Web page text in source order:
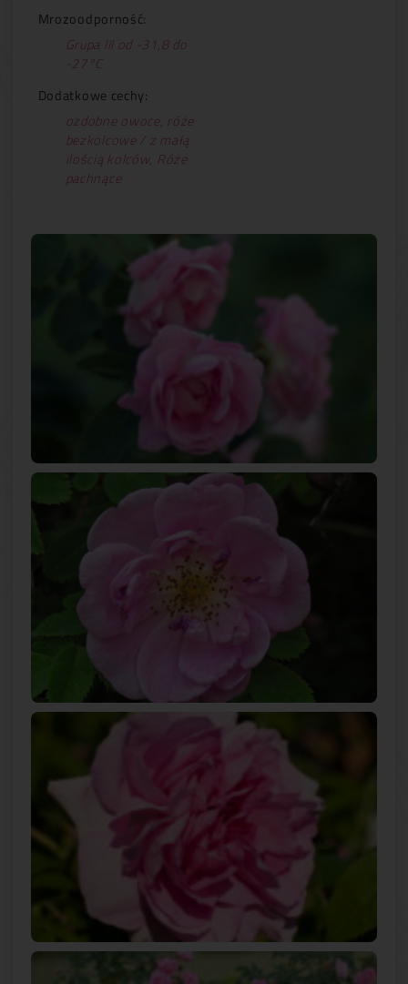
Mrozoodporność:
Grupa III od -31,8 do
-27°C
Dodatkowe cechy:
ozdobne owoce, róże
bezkolcowe / z małą
ilością kolców, Róże
pachnące